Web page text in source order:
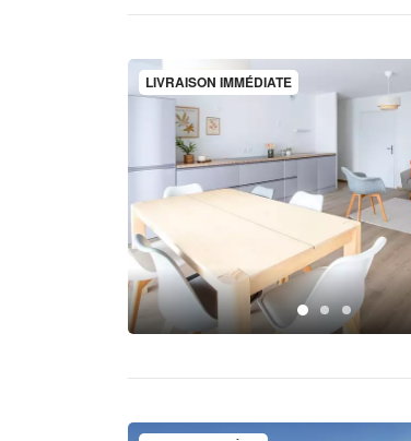
LIVRAISON IMMÉDIATE